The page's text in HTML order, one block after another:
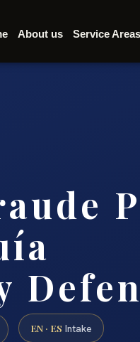
About us Service Areas
EN · ES Intake